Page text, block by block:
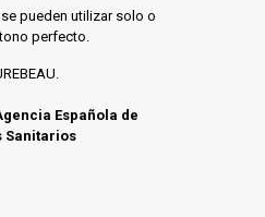
pueden utilizar solo o
perfecto.
Española de
Sanitarios